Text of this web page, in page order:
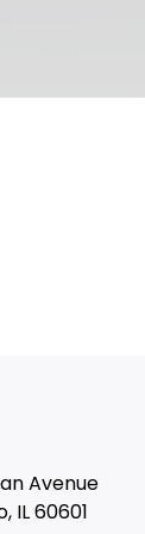
Avenue
IL 60601